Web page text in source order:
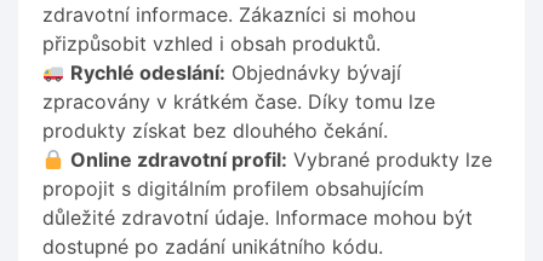
zdravotní informace. Zákazníci si mohou
přizpůsobit vzhled i obsah produktů.
Rychlé odeslání: Objednávky bývají
zpracovány v krátkém čase. Díky tomu lze
produkty získat bez dlouhého čekání.
Online zdravotní profil: Vybrané produkty lze
propojit s digitálním profilem obsahujícím
důležité zdravotní údaje. Informace mohou být
dostupné po zadání unikátního kódu.